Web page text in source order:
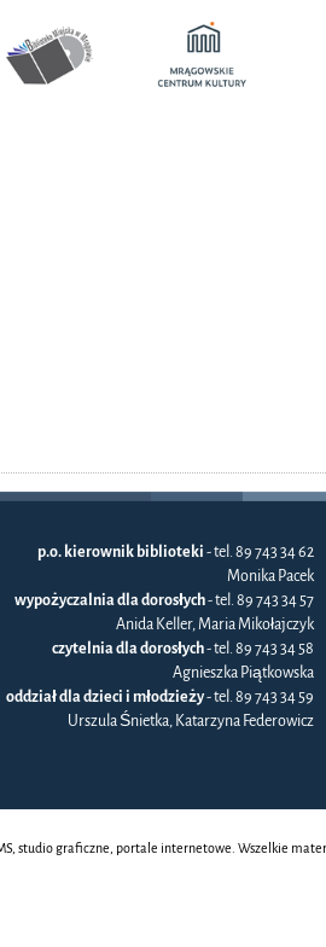
p.o. kierownik biblioteki - tel. 89 743 34 62
Monika Pacek
wypożyczalnia dla dorosłych- tel. 89 743 34 57
Anida Keller, Maria Mikołajczyk
czytelnia dla dorosłych- tel. 89 743 34 58
Agnieszka Piątkowska
oddział dla dzieci i młodzieży- tel. 89 743 34 59
Urszula Śnietka, Katarzyna Federowicz
studio graficzne, portale internetowe. Wszelkie